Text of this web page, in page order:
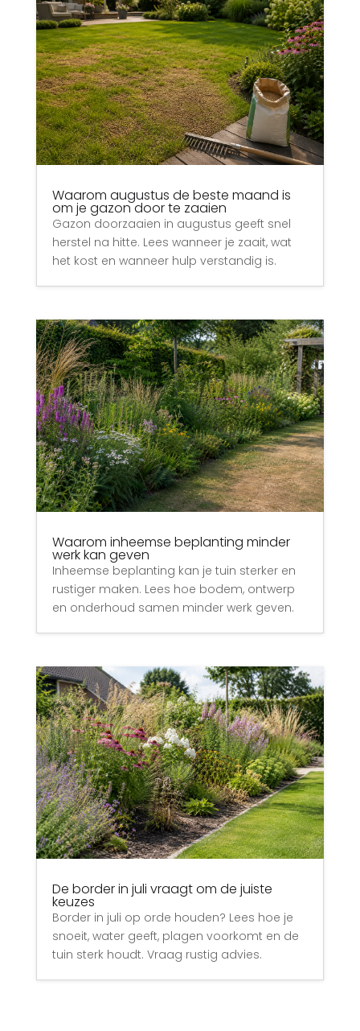
Waarom augustus de beste maand is
om je gazon door te zaaien
Gazon doorzaaien in augustus geeft snel
herstel na hitte. Lees wanneer je zaait, wat
het kost en wanneer hulp verstandig is.
Waarom inheemse beplanting minder
werk kan geven
Inheemse beplanting kan je tuin sterker en
rustiger maken. Lees hoe bodem, ontwerp
en onderhoud samen minder werk geven.
De border in juli vraagt om de juiste
keuzes
Border in juli op orde houden? Lees hoe je
snoeit, water geeft, plagen voorkomt en de
tuin sterk houdt. Vraag rustig advies.